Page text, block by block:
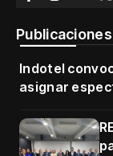
Indotel
asignar